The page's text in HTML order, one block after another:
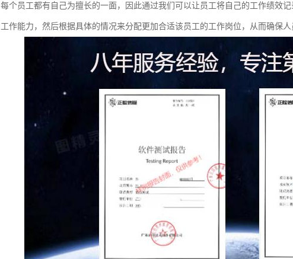
每个员工都有自己为擅长的一面，因此通过我们可以让员工将自己的工作绩效
工作能力，然后根据具体的情况来分配更加合适该员工的工作岗位，从而确保人